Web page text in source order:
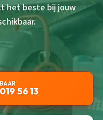
het beste bij jouw
56 13